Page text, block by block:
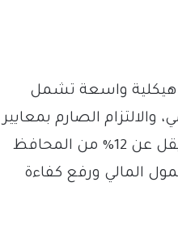
هيكلية واسعة تشمل
الصارم بمعايير
مكافحة غسل الأموال وتمويل الإرهاب، مع تخصيص ما لا يقل عن 12% من المحافظ
المالي ورفع كفاءة